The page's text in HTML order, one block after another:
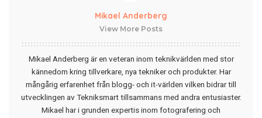
Mikael Anderberg
View More Posts
Mikael Anderberg är en veteran inom teknikvärlden med stor
kännedom kring tillverkare, nya tekniker och produkter. Har
mångårig erfarenhet från blogg- och it-världen vilken bidrar till
utvecklingen av Tekniksmart tillsammans med andra entusiaster.
Mikael har i grunden expertis inom fotografering och